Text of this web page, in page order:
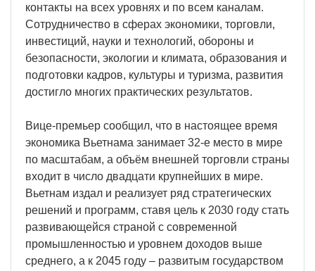
контакты на всех уровнях и по всем каналам.
Сотрудничество в сферах экономики, торговли,
инвестиций, науки и технологий, обороны и
безопасности, экологии и климата, образования и
подготовки кадров, культуры и туризма, развития
достигло многих практических результатов.
Вице-премьер сообщил, что в настоящее время
экономика Вьетнама занимает 32-е место в мире
по масштабам, а объём внешней торговли страны
входит в число двадцати крупнейших в мире.
Вьетнам издал и реализует ряд стратегических
решений и программ, ставя цель к 2030 году стать
развивающейся страной с современной
промышленностью и уровнем доходов выше
среднего, а к 2045 году – развитым государством